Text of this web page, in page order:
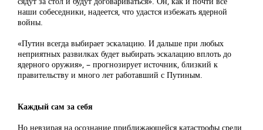
наши собеседники, надеется, что удастся избежать ядерной
войны.
«Путин всегда выбирает эскалацию. И дальше при любых
неприятных развилках будет выбирать эскалацию вплоть до
ядерного оружия», – прогнозирует источник, близкий к
правительству и много лет работавший с Путиным.
Каждый сам за себя
Но невзирая на осознание приближающейся катастрофы среди